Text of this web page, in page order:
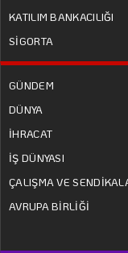
KATILIM BANKACILIĞI
SİGORTA
GÜNDEM
DÜNYA
İHRACAT
İŞ DÜNYASI
ÇALIŞMA VE
AVRUPA BİRLİĞİ